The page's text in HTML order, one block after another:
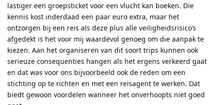
lastiger een groepsticket voor een vlucht kan boeken. Die
kennis kost inderdaad een paar euro extra, maar het
ontzorgen bij een reis als deze plus alle veiligheidsrisico’s
afgedekt is het voor mij waardevol genoeg om die aanpak te
kiezen. Aan het organiseren van dit soort trips kunnen ook
serieuze consequenties hangen als het ergens verkeerd gaat
en dat was voor ons bijvoorbeeld ook de reden om een
stichting op te richten en met een reisagent te werken. Dat
biedt gewoon voordelen wanneer het onverhoopts niet goed